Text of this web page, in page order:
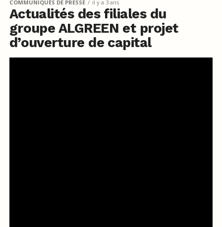
COMMUNIQUÉS DE PRESSE il y a 3 ans
Actualités des filiales du
groupe ALGREEN et projet
d’ouverture de capital